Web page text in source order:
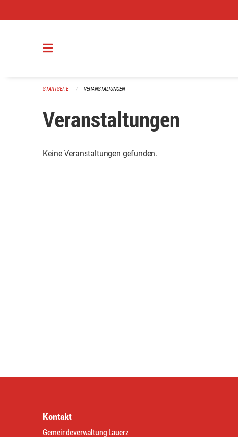
STARTSEITE VERANSTALTUNGEN
Veranstaltungen
Keine Veranstaltungen gefunden.
Kontakt
Gemeindeverwaltung Lauerz